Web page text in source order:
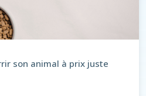
son animal à prix juste